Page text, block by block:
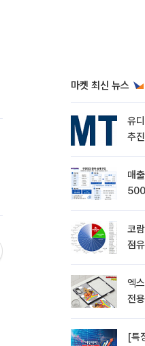
마켓 최신 뉴스
유
추
매
코
점
엑
전
[특